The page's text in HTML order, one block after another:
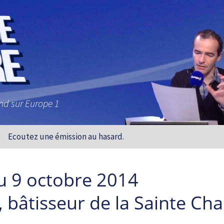
sur Europe 1
Ecoutez une émission au hasard.
9 octobre 2014
bâtisseur de la Sainte